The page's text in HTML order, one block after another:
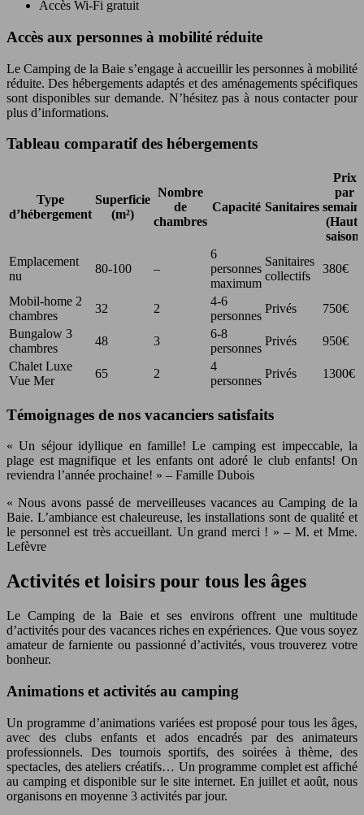
Accès Wi-Fi gratuit
Accès aux personnes à mobilité réduite
Le Camping de la Baie s’engage à accueillir les personnes à mobilité
réduite. Des hébergements adaptés et des aménagements spécifiques
sont disponibles sur demande. N’hésitez pas à nous contacter pour
plus d’informations.
Tableau comparatif des hébergements
Type
d’hébergement
Superficie
(m²)
Nombre
de
chambres
Capacité Sanitaires
Prix
par
(Haute
saison)
Emplacement
nu
80-100 –
6
personnes
maximum
Sanitaires
collectifs
380€
Mobil-home 2
chambres
32 2
4-6
personnes
Privés
750€
Bungalow 3
chambres
48 3
6-8
personnes
Privés
950€
Chalet Luxe
Vue Mer
65 2
4
personnes
Privés 1300€
Témoignages de nos vacanciers satisfaits
« Un séjour idyllique en famille! Le camping est impeccable, la
plage est magnifique et les enfants ont adoré le club enfants! On
reviendra l’année prochaine! » – Famille Dubois
« Nous avons passé de merveilleuses vacances au Camping de la
Baie. L’ambiance est chaleureuse, les installations sont de qualité et
le personnel est très accueillant. Un grand merci ! » – M. et Mme.
Lefèvre
Activités et loisirs pour tous les âges
Le Camping de la Baie et ses environs offrent une multitude
d’activités pour des vacances riches en expériences. Que vous soyez
amateur de farniente ou passionné d’activités, vous trouverez votre
bonheur.
Animations et activités au camping
Un programme d’animations variées est proposé pour tous les âges,
avec des clubs enfants et ados encadrés par des animateurs
professionnels. Des tournois sportifs, des soirées à thème, des
spectacles, des ateliers créatifs… Un programme complet est affiché
au camping et disponible sur le site internet. En juillet et août, nous
organisons en moyenne 3 activités par jour.